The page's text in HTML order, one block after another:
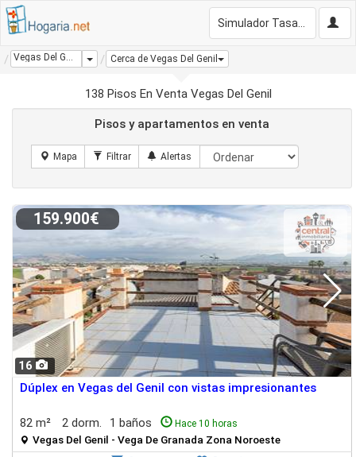
Vegas Del Genil Dropdown
Cerca de Vegas Del Genil
138 Pisos En Venta Vegas Del Genil
Pisos y apartamentos en venta
16
159.900€
Dúplex en Vegas del Genil con vistas impresionantes
82 m² 2 dorm. 1 baños Hace 10 horas
Vegas Del Genil - Vega De Granada Zona Noroeste